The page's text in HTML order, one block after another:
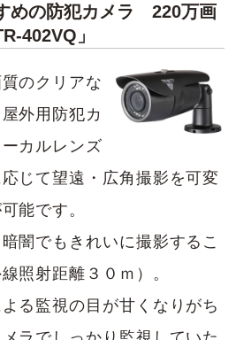
めの防犯カメラ 220万画
402VQ」
のクリアな
外用防犯カ
カルレンズ
じて望遠・広角撮影を可変
能です。
闇でもきれいに撮影するこ
照射距離３０ｍ）。
る監視の目が甘くなりがち